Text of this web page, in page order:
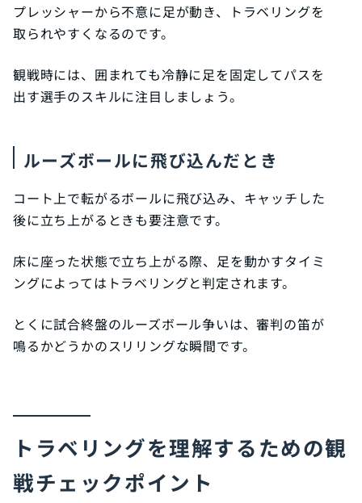
プレッシャーから不意に足が動き、トラベリングを
取られやすくなるのです。
観戦時には、囲まれても冷静に足を固定してパスを
出す選手のスキルに注目しましょう。
ルーズボールに飛び込んだとき
コート上で転がるボールに飛び込み、キャッチした
後に立ち上がるときも要注意です。
床に座った状態で立ち上がる際、足を動かすタイミ
ングによってはトラベリングと判定されます。
とくに試合終盤のルーズボール争いは、審判の笛が
鳴るかどうかのスリリングな瞬間です。
トラベリングを理解するための観
戦チェックポイント